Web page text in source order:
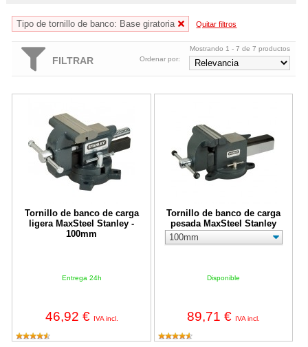
Tipo de tornillo de banco: Base giratoria Quitar filtros
FILTRAR
Mostrando 1 - 7 de 7 productos
Ordenar por:
Tornillo de banco de carga
ligera MaxSteel Stanley -
100mm
Entrega 24h
46,92 € IVA incl.
Tornillo de banco de carga
pesada MaxSteel Stanley
Disponible
89,71 € IVA incl.